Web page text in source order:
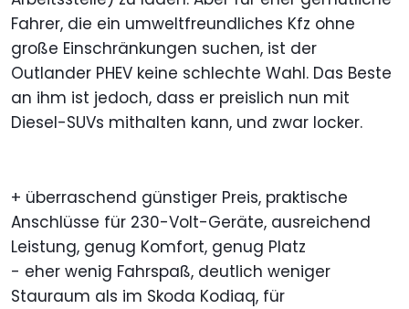
Fahrer, die ein umweltfreundliches Kfz ohne
große Einschränkungen suchen, ist der
Outlander PHEV keine schlechte Wahl. Das Beste
an ihm ist jedoch, dass er preislich nun mit
Diesel-SUVs mithalten kann, und zwar locker.
+ überraschend günstiger Preis, praktische
Anschlüsse für 230-Volt-Geräte, ausreichend
Leistung, genug Komfort, genug Platz
- eher wenig Fahrspaß, deutlich weniger
Stauraum als im Skoda Kodiaq, für